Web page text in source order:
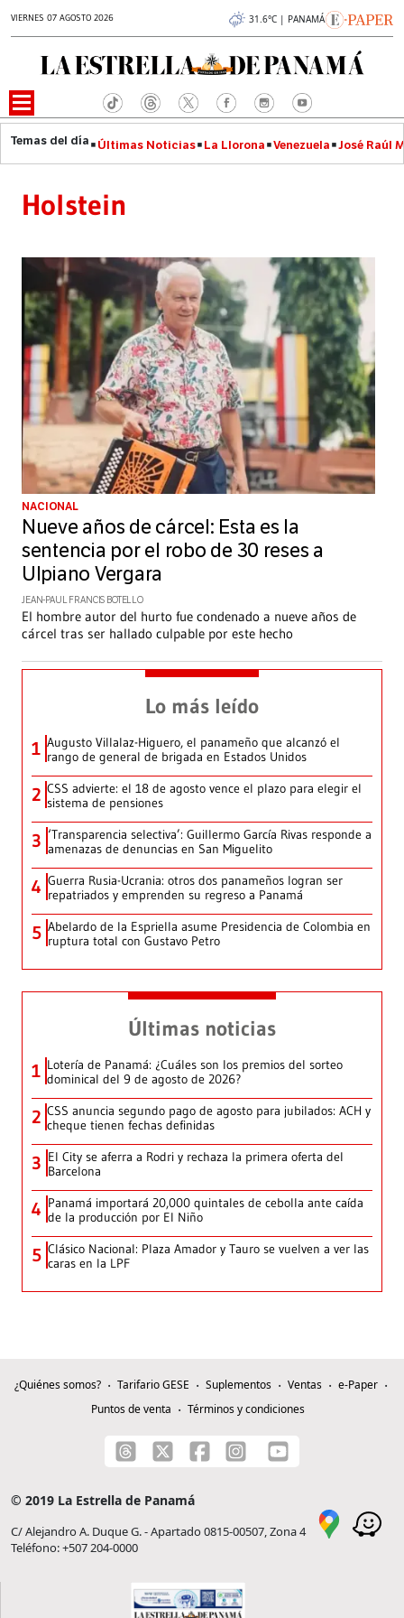
VIERNES 07 AGOSTO 2026 31.6°C | PANAMÁ
Últimas Noticias La Llorona Venezuela José Raúl
Holstein
NACIONAL
Nueve años de cárcel: Esta es la
sentencia por el robo de 30 reses a
Ulpiano Vergara
JEAN-PAUL FRANCIS BOTELLO
El hombre autor del hurto fue condenado a nueve años de
cárcel tras ser hallado culpable por este hecho
Lo más leído
1 Augusto Villalaz-Higuero, el panameño que alcanzó el
rango de general de brigada en Estados Unidos
2 CSS advierte: el 18 de agosto vence el plazo para elegir el
sistema de pensiones
3 ‘Transparencia selectiva’: Guillermo García Rivas responde a
amenazas de denuncias en San Miguelito
4 Guerra Rusia-Ucrania: otros dos panameños logran ser
repatriados y emprenden su regreso a Panamá
5 Abelardo de la Espriella asume Presidencia de Colombia en
ruptura total con Gustavo Petro
Últimas noticias
1 Lotería de Panamá: ¿Cuáles son los premios del sorteo
dominical del 9 de agosto de 2026?
2 CSS anuncia segundo pago de agosto para jubilados: ACH y
cheque tienen fechas definidas
3 El City se aferra a Rodri y rechaza la primera oferta del
Barcelona
4 Panamá importará 20,000 quintales de cebolla ante caída
de la producción por El Niño
5 Clásico Nacional: Plaza Amador y Tauro se vuelven a ver las
caras en la LPF
¿Quiénes somos? Tarifario GESE Suplementos Ventas
e-Paper
Puntos de venta
Términos y condiciones
© 2019 La Estrella de Panamá
C/ Alejandro A. Duque G. - Apartado 0815-00507, Zona 4
Teléfono: +507 204-0000